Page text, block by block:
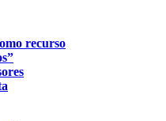
recurso